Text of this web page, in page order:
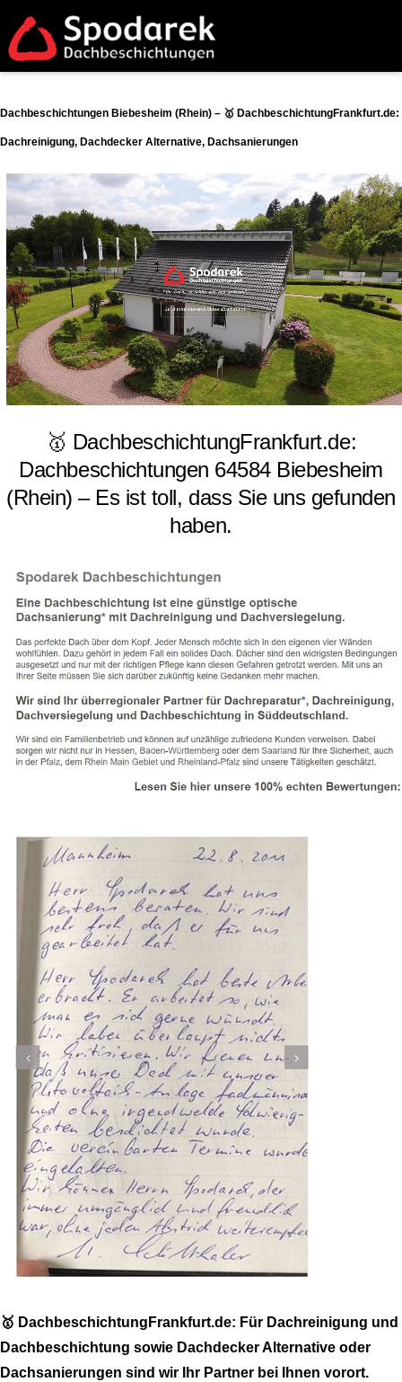
Dachbeschichtungen Biebesheim (Rhein) – 🥇 DachbeschichtungFrankfurt.de:
Dachreinigung, Dachdecker Alternative, Dachsanierungen
🥇 DachbeschichtungFrankfurt.de:
Dachbeschichtungen 64584 Biebesheim
(Rhein) – Es ist toll, dass Sie uns gefunden
haben.
🥇 DachbeschichtungFrankfurt.de: Für Dachreinigung und
Dachbeschichtung sowie Dachdecker Alternative oder
Dachsanierungen sind wir Ihr Partner bei Ihnen vorort.